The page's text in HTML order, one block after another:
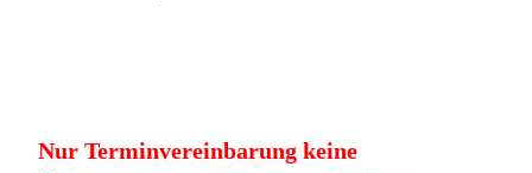
Nur Terminvereinbarung keine